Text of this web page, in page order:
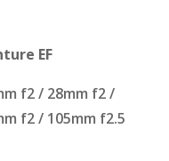
EF
f2 / 28mm f2 /
f2 / 105mm f2.5